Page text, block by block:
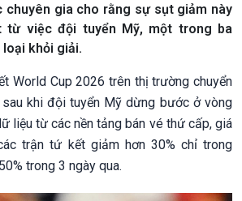
chuyên gia cho rằng sự sụt giảm này
từ việc đội tuyển Mỹ, một trong ba
loại khỏi giải.
World Cup 2026 trên thị trường chuyển
khi đội tuyển Mỹ dừng bước ở vòng
liệu từ các nền tảng bán vé thứ cấp, giá
trận tứ kết giảm hơn 30% chỉ trong
trong 3 ngày qua.